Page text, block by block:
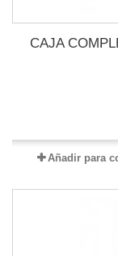
CAJA
Añadir para